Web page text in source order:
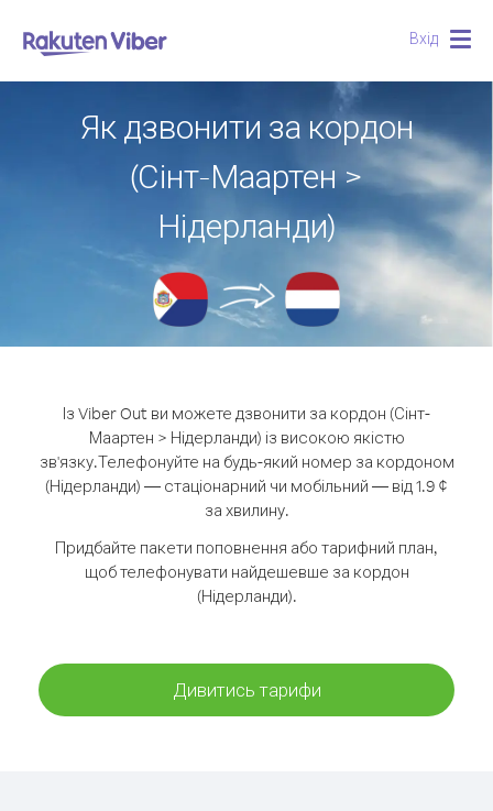
Вхід
Як дзвонити за кордон
(Сінт-Маартен >
Нідерланди)
Із Viber Out ви можете дзвонити за кордон (Сінт-
Маартен > Нідерланди) із високою якістю
зв'язку.Телефонуйте на будь-який номер за кордоном
(Нідерланди) — стаціонарний чи мобільний — від 1.9 ¢
за хвилину.
Придбайте пакети поповнення або тарифний план,
щоб телефонувати найдешевше за кордон
(Нідерланди).
Дивитись тарифи